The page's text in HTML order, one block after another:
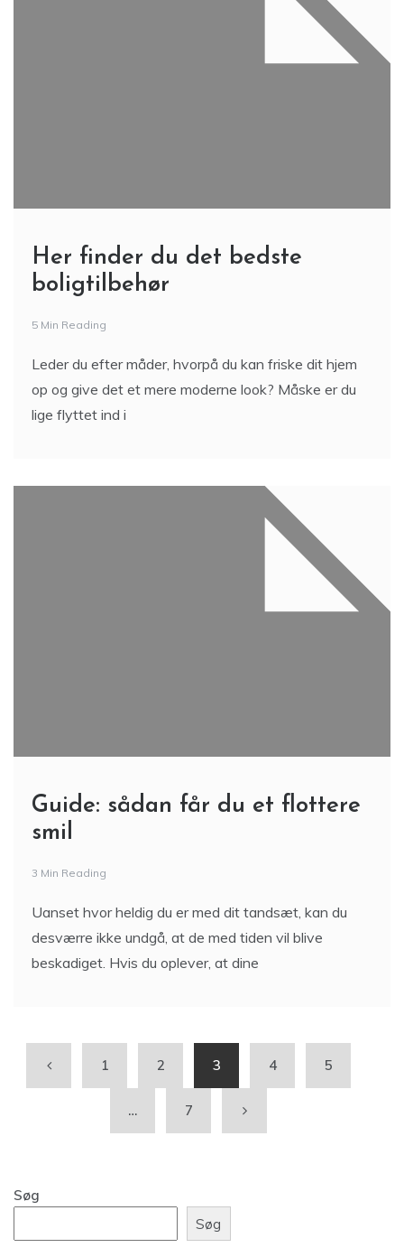
Her finder du det bedste
boligtilbehør
5 Min Reading
Leder du efter måder, hvorpå du kan friske dit hjem
op og give det et mere moderne look? Måske er du
lige flyttet ind i
Guide: sådan får du et flottere
smil
3 Min Reading
Uanset hvor heldig du er med dit tandsæt, kan du
desværre ikke undgå, at de med tiden vil blive
beskadiget. Hvis du oplever, at dine
1 2 3 4 5
… 7
Søg
Søg